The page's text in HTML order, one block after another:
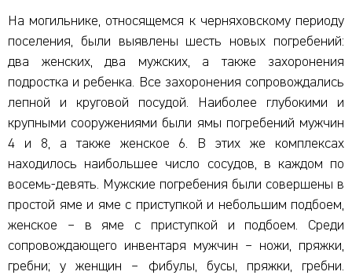
На могильнике, относящемся к черняховскому периоду
поселения, были выявлены шесть новых погребений:
два женских, два мужских, а также захоронения
подростка и ребенка. Все захоронения сопровождались
лепной и круговой посудой. Наиболее глубокими и
крупными сооружениями были ямы погребений мужчин
4 и 8, а также женское 6. В этих же комплексах
находилось наибольшее число сосудов, в каждом по
восемь-девять. Мужские погребения были совершены в
простой яме и яме с приступкой и небольшим подбоем,
женское – в яме с приступкой и подбоем. Среди
сопровождающего инвентаря мужчин – ножи, пряжки,
гребни; у женщин – фибулы, бусы, пряжки, гребни.